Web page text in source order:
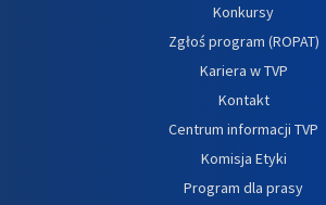
Konkursy
Zgłoś program (ROPAT)
Kariera w TVP
Kontakt
Centrum informacji TVP
Komisja Etyki
Program dla prasy